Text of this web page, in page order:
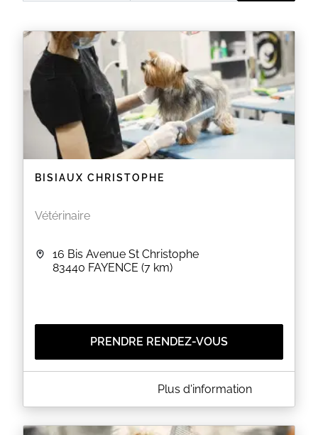
BISIAUX CHRISTOPHE
Vétérinaire
16 Bis Avenue St Christophe
83440 FAYENCE (7 km)
PRENDRE RENDEZ-VOUS
A PROPOS DE BISIAUX CHRISTOPHE
La clinique vétérinaire vous accueille au 16 Bis
prendre rendez-vous.
Plus d'information